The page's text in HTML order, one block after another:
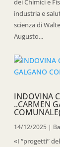
dei Chimici e
industria e
scienza di
Augusto...
INDOVINA
..CARMEN
14/12/2025 |
«I “progetti”